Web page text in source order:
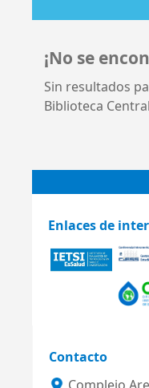
¡No se
Sin resultados
Biblioteca
Enlaces de
Contacto